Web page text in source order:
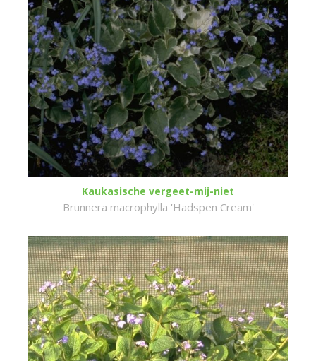
Kaukasische vergeet-mij-niet
Brunnera macrophylla 'Hadspen Cream'